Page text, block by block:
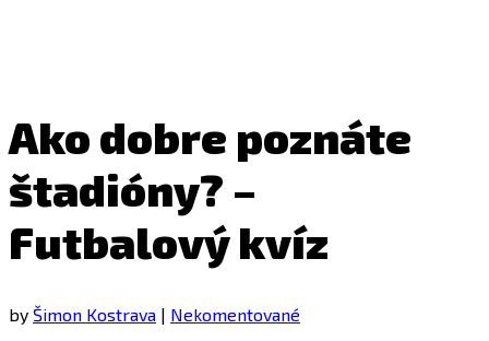
Ako dobre poznáte
štadióny? –
Futbalový kvíz
by Šimon Kostrava | Nekomentované